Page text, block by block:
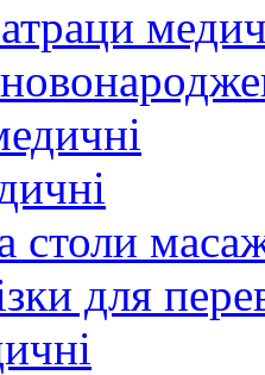
столи
для